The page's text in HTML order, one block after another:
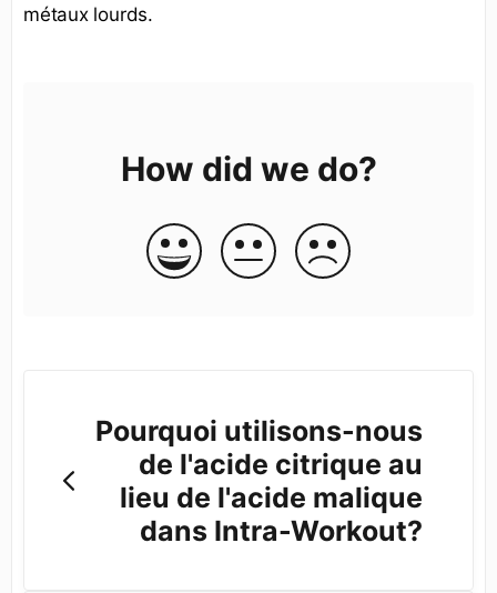
métaux lourds.
How did we do?
Pourquoi utilisons-nous
de l'acide citrique au
lieu de l'acide malique
dans Intra-Workout?